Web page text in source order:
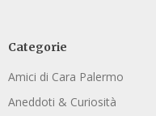
Categorie
Amici di Cara Palermo
Aneddoti & Curiosità